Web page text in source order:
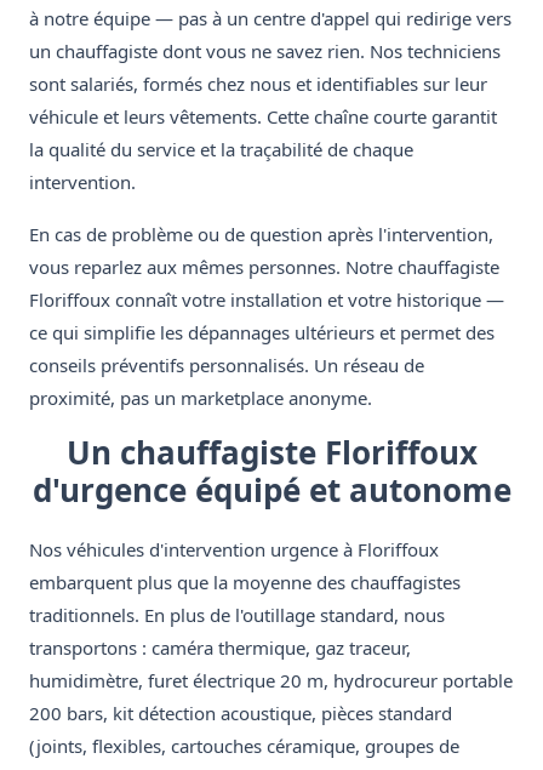
à notre équipe — pas à un centre d'appel qui redirige vers
un chauffagiste dont vous ne savez rien. Nos techniciens
sont salariés, formés chez nous et identifiables sur leur
véhicule et leurs vêtements. Cette chaîne courte garantit
la qualité du service et la traçabilité de chaque
intervention.
En cas de problème ou de question après l'intervention,
vous reparlez aux mêmes personnes. Notre chauffagiste
Floriffoux connaît votre installation et votre historique —
ce qui simplifie les dépannages ultérieurs et permet des
conseils préventifs personnalisés. Un réseau de
proximité, pas un marketplace anonyme.
Un chauffagiste Floriffoux
d'urgence équipé et autonome
Nos véhicules d'intervention urgence à Floriffoux
embarquent plus que la moyenne des chauffagistes
traditionnels. En plus de l'outillage standard, nous
transportons : caméra thermique, gaz traceur,
humidimètre, furet électrique 20 m, hydrocureur portable
200 bars, kit détection acoustique, pièces standard
(joints, flexibles, cartouches céramique, groupes de